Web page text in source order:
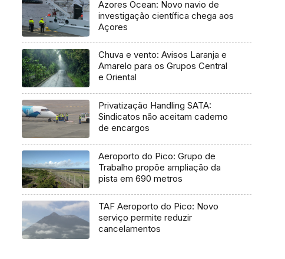
Azores Ocean: Novo navio de
investigação científica chega aos
Açores
Chuva e vento: Avisos Laranja e
Amarelo para os Grupos Central
e Oriental
Privatização Handling SATA:
Sindicatos não aceitam caderno
de encargos
Aeroporto do Pico: Grupo de
Trabalho propõe ampliação da
pista em 690 metros
TAF Aeroporto do Pico: Novo
serviço permite reduzir
cancelamentos